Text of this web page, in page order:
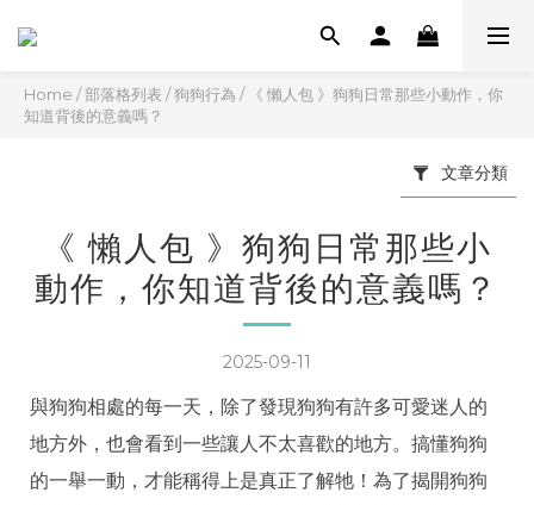
Home /部落格列表 /狗狗行為 / 《 懶人包 》狗狗日常那些小動作，你
知道背後的意義嗎？
文章分類
《 懶人包 》狗狗日常那些小
動作，你知道背後的意義嗎？
2025-09-11
與狗狗相處的每一天，除了發現狗狗有許多可愛迷人的
地方外，也會看到一些讓人不太喜歡的地方。搞懂狗狗
的一舉一動，才能稱得上是真正了解牠！為了揭開狗狗